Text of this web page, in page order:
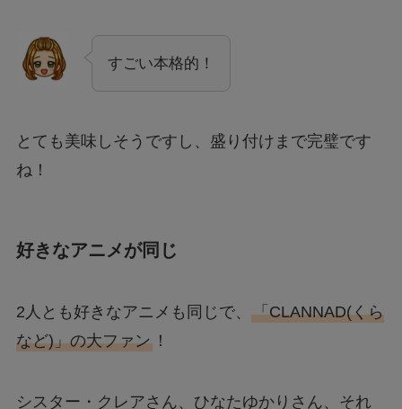
すごい本格的！
とても美味しそうですし、盛り付けまで完璧です
ね！
好きなアニメが同じ
2人とも好きなアニメも同じで、 「CLANNAD(くら
など)」の大ファン！
シスター・クレアさん、ひなたゆかりさん、それ